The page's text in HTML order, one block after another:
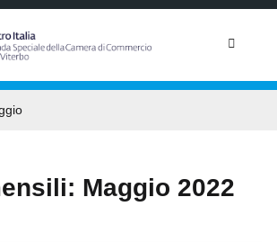
Maggio 2022